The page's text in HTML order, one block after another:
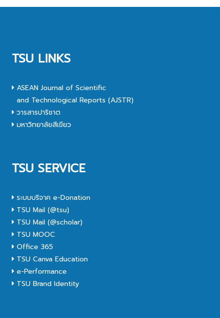
TSU LINKS
ASEAN Journal of Scientific
and Technological Reports (AJSTR)
วารสารปาริชาต
มหาวิทยาลัยสีเขียว
TSU SERVICE
ระบบบริจาค e-Donation
TSU Mail (@tsu)
TSU Mail (@scholar)
TSU MOOC
Office 365
TSU Canva Education
e-Performance
TSU Brand Identity